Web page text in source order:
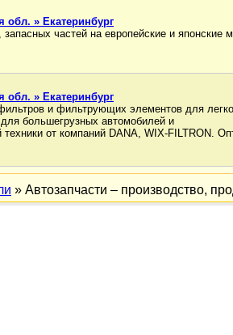
обл. » Екатеринбург
частей на европейские и японские
обл. » Екатеринбург
и фильтрующих элементов для
большегрузных автомобилей и
техники от компаний DANA, WIX-FILTRON.
» Автозапчасти – производство,